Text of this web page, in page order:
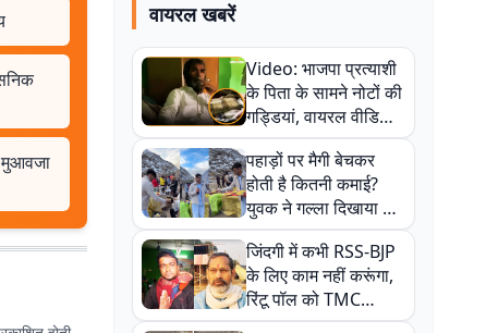
मुआवजा
वायरल खबरें
Video: भाजपा प्रत्याशी
के पिता के सामने नोटों की
गड्डियां, वायरल वीडियो
से राजनीति में उबाल,
अजित महतो बोले- TMC
की गंदी चाल
पहाड़ों पर मैगी बेचकर
होती है कितनी कमाई?
युवक ने गल्ला दिखाया तो
नौकरी वालों के खड़े हो गए
कान
जिंदगी में कभी RSS-BJP
के लिए काम नहीं करूंगा,
रिंटू पॉल को TMC
ऑफिस में ले जाकर पीटा,